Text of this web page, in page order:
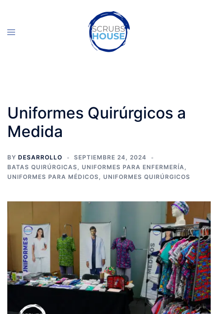
content
Toggle
menu
Uniformes Quirúrgicos a
Medida
BY DESARROLLO
SEPTIEMBRE 24, 2024
BATAS QUIRÚRGICAS, UNIFORMES PARA ENFERMERÍA,
UNIFORMES PARA MÉDICOS, UNIFORMES QUIRÚRGICOS